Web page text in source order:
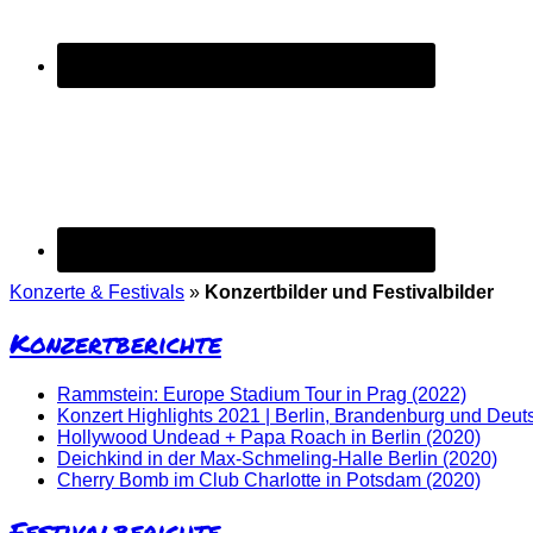
Konzerte & Festivals » Konzertbilder und Festivalbilder
Konzertberichte
Rammstein: Europe Stadium Tour in Prag (2022)
Konzert Highlights 2021 | Berlin, Brandenburg und
Hollywood Undead + Papa Roach in Berlin (2020)
Deichkind in der Max-Schmeling-Halle Berlin (2020)
Cherry Bomb im Club Charlotte in Potsdam (2020)